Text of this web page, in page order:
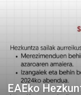
EAEko